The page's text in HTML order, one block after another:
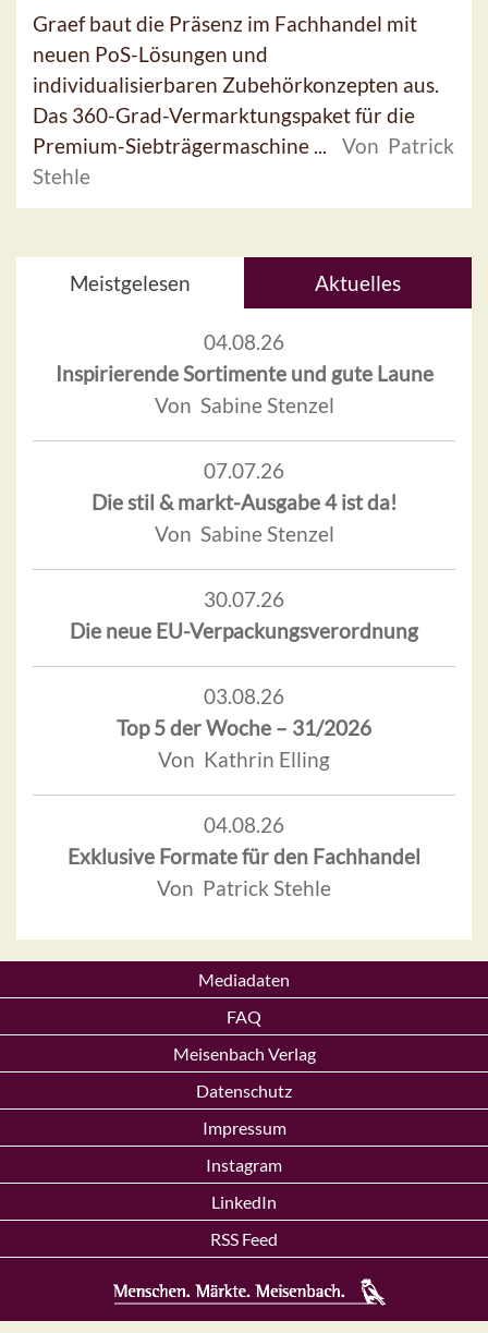
Graef baut die Präsenz im Fachhandel mit
neuen PoS-Lösungen und
individualisierbaren Zubehörkonzepten aus.
Das 360-Grad-Vermarktungspaket für die
Premium-Siebträgermaschine ...
Von Patrick
Stehle
Meistgelesen Aktuelles
04.08.26
Inspirierende Sortimente und gute Laune
Von Sabine Stenzel
07.07.26
Die stil & markt-Ausgabe 4 ist da!
Von Sabine Stenzel
30.07.26
Die neue EU-Verpackungsverordnung
03.08.26
Top 5 der Woche – 31/2026
Von Kathrin Elling
04.08.26
Exklusive Formate für den Fachhandel
Von Patrick Stehle
Mediadaten
FAQ
Meisenbach Verlag
Datenschutz
Impressum
Instagram
LinkedIn
RSS Feed